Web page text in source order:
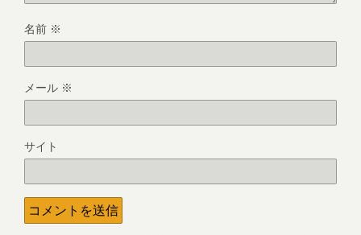
名前 ※
メール ※
サイト